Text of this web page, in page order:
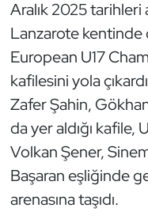
Aralık 2025 tarihleri
Lanzarote
European U17
kafilesini yola
Zafer Şahin, Gökhan
da yer aldığı kafile,
Volkan Şener,
Başaran eşliğinde
arenasına taşıdı.
Dövüş Sanatı
E-Spor
Eskrim
Futbol
Futsal
Genel